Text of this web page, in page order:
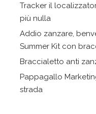
Tracker il
più nulla
Addio zanzare,
Summer Kit con
Braccialetto anti
Pappagallo
strada